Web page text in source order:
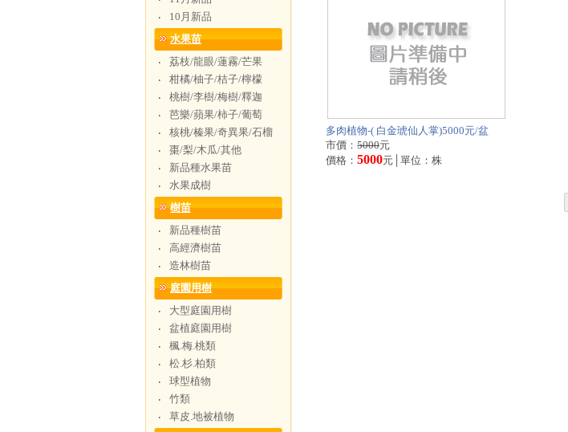
‧
10月新品
水果苗
‧
荔枝/龍眼/蓮霧/芒果
‧
柑橘/柚子/桔子/檸檬
‧
桃樹/李樹/梅樹/釋迦
‧
芭樂/蘋果/柿子/葡萄
‧
核桃/榛果/奇異果/石榴
‧
棗/梨/木瓜/其他
‧
新品種水果苗
‧
水果成樹
樹苗
‧
新品種樹苗
‧
高經濟樹苗
‧
造林樹苗
庭園用樹
‧
大型庭園用樹
‧
盆植庭園用樹
‧
楓.梅.桃類
‧
松.杉.柏類
‧
球型植物
‧
竹類
‧
草皮.地被植物
多肉植物-( 白金琥仙人掌)5000元/盆
市價： 5000元
價格： 5000元│單位：株